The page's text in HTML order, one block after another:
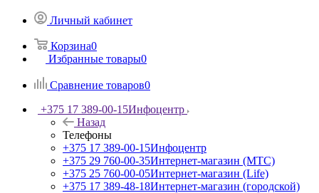
Личный кабинет
Корзина0
Избранные товары0
Сравнение товаров0
+375 17 389-00-15Инфоцентр
Назад
Телефоны
+375 17 389-00-15Инфоцентр
+375 29 760-00-35Интернет-магазин (МТС)
+375 25 760-00-05Интернет-магазин (Life)
+375 17 389-48-18Интернет-магазин (городской)